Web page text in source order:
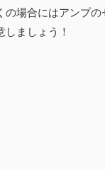
場合にはアンプ
ましょう！